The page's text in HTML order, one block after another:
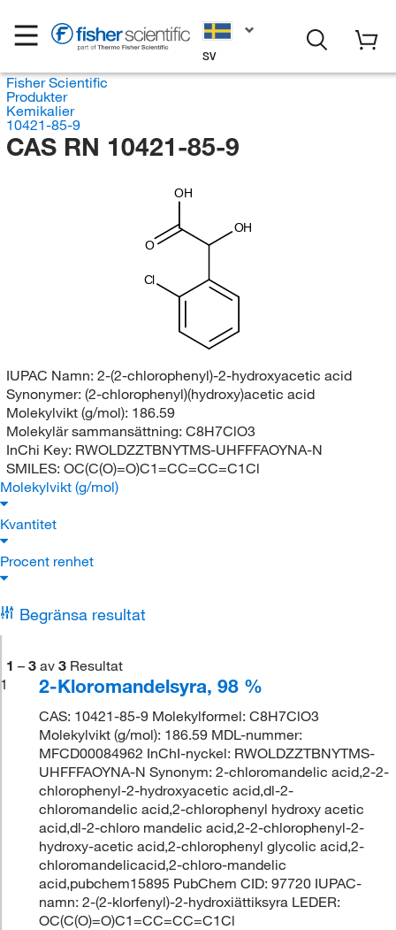
SV
Fisher Scientific
Produkter
Kemikalier
10421-85-9
CAS RN 10421-85-9
OH
OH
O
Cl
IUPAC Namn: 2-(2-chlorophenyl)-2-hydroxyacetic acid
Synonymer: (2-chlorophenyl)(hydroxy)acetic acid
Molekylvikt (g/mol): 186.59
Molekylär sammansättning: C8H7ClO3
InChi Key: RWOLDZZTBNYTMS-UHFFFAOYNA-N
SMILES: OC(C(O)=O)C1=CC=CC=C1Cl
Molekylvikt (g/mol)
Kvantitet
Procent renhet
Begränsa resultat
1 – 3 av 3 Resultat
1
2-Kloromandelsyra, 98 %
CAS: 10421-85-9 Molekylformel: C8H7ClO3
Molekylvikt (g/mol): 186.59 MDL-nummer:
MFCD00084962 InChI-nyckel: RWOLDZZTBNYTMS-
UHFFFAOYNA-N Synonym: 2-chloromandelic acid,2-2-
chlorophenyl-2-hydroxyacetic acid,dl-2-
chloromandelic acid,2-chlorophenyl hydroxy acetic
acid,dl-2-chloro mandelic acid,2-2-chlorophenyl-2-
hydroxy-acetic acid,2-chlorophenyl glycolic acid,2-
chloromandelicacid,2-chloro-mandelic
acid,pubchem15895 PubChem CID: 97720 IUPAC-
namn: 2-(2-klorfenyl)-2-hydroxiättiksyra LEDER:
OC(C(O)=O)C1=CC=CC=C1Cl